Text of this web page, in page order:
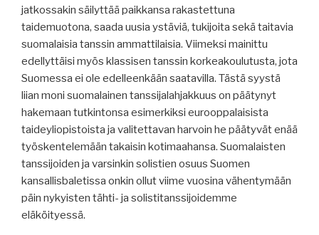
jatkossakin säilyttää paikkansa rakastettuna
taidemuotona, saada uusia ystäviä, tukijoita sekä taitavia
suomalaisia tanssin ammattilaisia. Viimeksi mainittu
edellyttäisi myös klassisen tanssin korkeakoulutusta, jota
Suomessa ei ole edelleenkään saatavilla. Tästä syystä
liian moni suomalainen tanssijalahjakkuus on päätynyt
hakemaan tutkintonsa esimerkiksi eurooppalaisista
taideyliopistoista ja valitettavan harvoin he päätyvät enää
työskentelemään takaisin kotimaahansa. Suomalaisten
tanssijoiden ja varsinkin solistien osuus Suomen
kansallisbaletissa onkin ollut viime vuosina vähentymään
päin nykyisten tähti- ja solistitanssijoidemme
eläköityessä.